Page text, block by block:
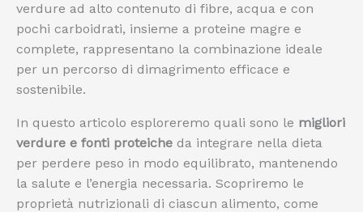
verdure ad alto contenuto di fibre, acqua e con
pochi carboidrati, insieme a proteine magre e
complete, rappresentano la combinazione ideale
per un percorso di dimagrimento efficace e
sostenibile.
In questo articolo esploreremo quali sono le migliori
verdure e fonti proteiche da integrare nella dieta
per perdere peso in modo equilibrato, mantenendo
la salute e l’energia necessaria. Scopriremo le
proprietà nutrizionali di ciascun alimento, come